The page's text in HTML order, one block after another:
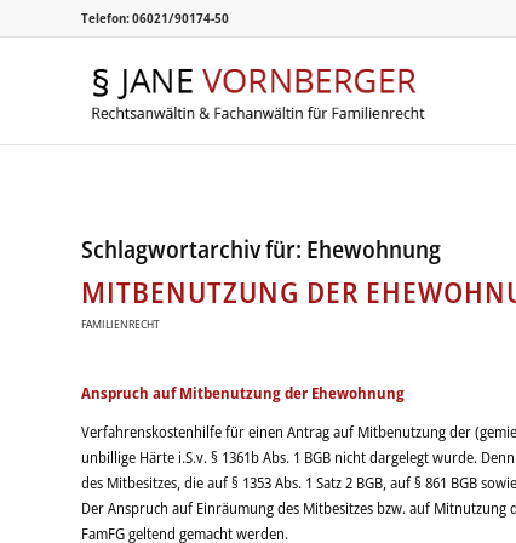
Telefon: 06021/90174-50
Schlagwortarchiv für: Ehewohnung
MITBENUTZUNG DER
FAMILIENRECHT
Anspruch auf Mitbenutzung der Ehewohnung
Verfahrenskostenhilfe für einen Antrag auf Mitbenutzung der
unbillige Härte i.S.v. § 1361b Abs. 1 BGB nicht dargelegt wurde.
des Mitbesitzes, die auf § 1353 Abs. 1 Satz 2 BGB, auf § 861 BGB
Der Anspruch auf Einräumung des Mitbesitzes bzw. auf Mitnutzung
FamFG geltend gemacht werden.